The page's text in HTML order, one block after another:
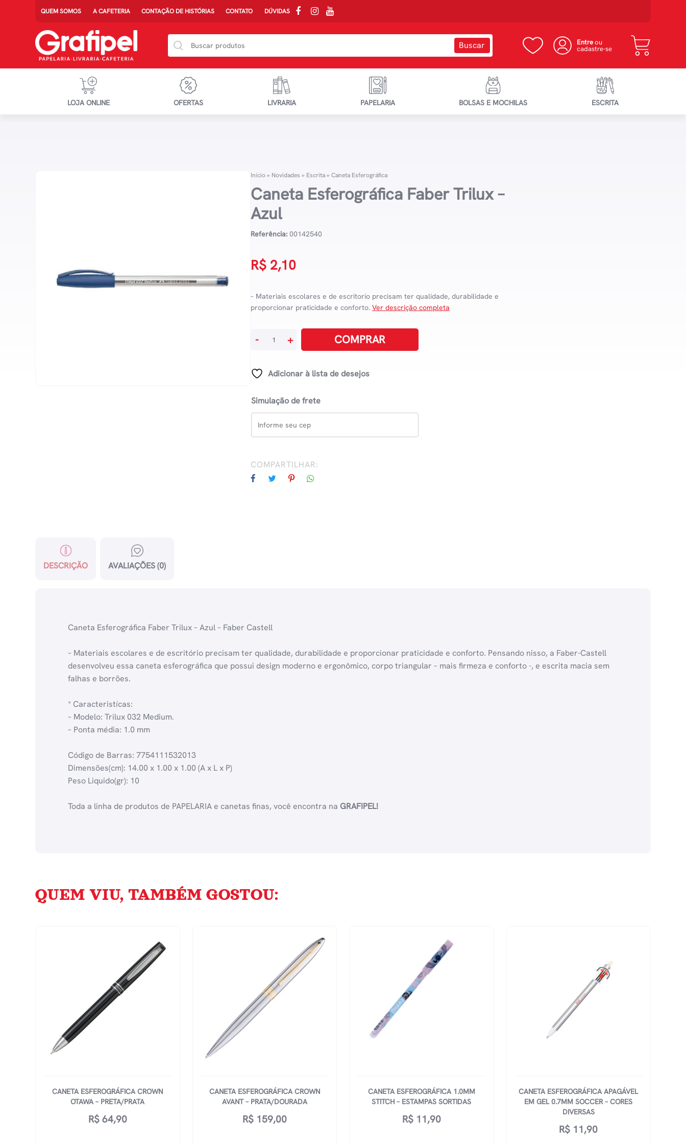
QUEM SOMOS A CAFETERIA CONTAÇÃO DE HISTÓRIAS CONTATO DÚVIDAS
Entreou
cadastre-se
LOJA ONLINE OFERTAS LIVRARIA PAPELARIA BOLSAS E MOCHILAS ESCRITA
Início» Novidades » Escrita»Caneta Esferográfica
Caneta Esferográfica Faber Trilux –
Azul
Referência: 00142540
R$ 2,10
– Materiais escolares e de escritorio precisam ter qualidade, durabilidade e
proporcionar praticidade e conforto.Ver descrição completa
Trilux
Azul
quantidade
- + COMPRAR
Adicionar à lista de desejos
Simulação de frete
COMPARTILHAR:
DESCRIÇÃO AVALIAÇÕES (0)
Caneta Esferográfica Faber Trilux – Azul – Faber Castell
– Materiais escolares e de escritório precisam ter qualidade, durabilidade e proporcionar praticidade e conforto. Pensando nisso, a Faber-Castell
desenvolveu essa caneta esferográfica que possui design moderno e ergonômico, corpo triangular – mais firmeza e conforto -, e escrita macia sem
falhas e borrões.
* Caracteristícas:
– Modelo: Trilux 032 Medium.
– Ponta média: 1.0 mm
Código de Barras: 7754111532013
Dimensões(cm): 14.00 x 1.00 x 1.00 (A x L x P)
Peso Liquido(gr): 10
Toda a linha de produtos de PAPELARIA e canetas finas, você encontra na GRAFIPEL!
QUEM VIU, TAMBÉM GOSTOU:
CANETA ESFEROGRÁFICA CROWN
OTAWA – PRETA/PRATA
R$64,90
CANETA ESFEROGRÁFICA CROWN
AVANT – PRATA/DOURADA
R$159,00
CANETA ESFEROGRÁFICA 1.0MM
STITCH – ESTAMPAS SORTIDAS
R$11,90
CANETA ESFEROGRÁFICA APAGÁVEL
EM GEL 0.7MM SOCCER – CORES
DIVERSAS
R$ 11,90